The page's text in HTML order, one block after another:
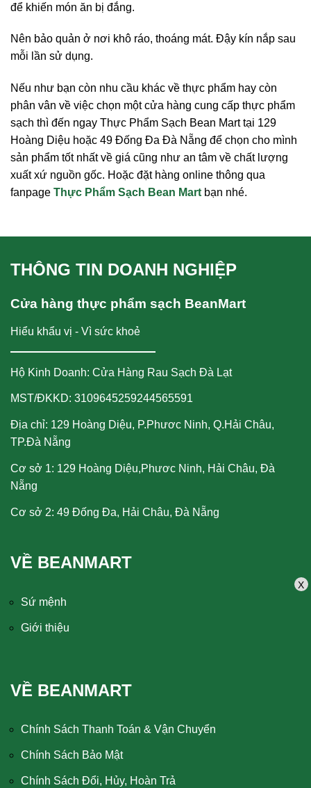
để khiến món ăn bị đắng.
Nên bảo quản ở nơi khô ráo, thoáng mát. Đậy kín nắp sau
mỗi lần sử dụng.
Nếu như bạn còn nhu cầu khác về thực phẩm hay còn
phân vân về việc chọn một cửa hàng cung cấp thực phẩm
sạch thì đến ngay Thực Phẩm Sạch Bean Mart tại 129
Hoàng Diệu hoặc 49 Đống Đa Đà Nẵng để chọn cho mình
sản phẩm tốt nhất về giá cũng như an tâm về chất lượng
xuất xứ nguồn gốc. Hoặc đặt hàng online thông qua
fanpage Thực Phẩm Sạch Bean Mart bạn nhé.
X
THÔNG TIN DOANH NGHIỆP
Cửa hàng thực phẩm sạch BeanMart
Hiểu khẩu vị - Vì sức khoẻ
Hộ Kinh Doanh: Cửa Hàng Rau Sạch Đà Lạt
MST/ĐKKD: 3109645259244565591
Địa chỉ: 129 Hoàng Diệu, P.Phươc Ninh, Q.Hải Châu,
TP.Đà Nẵng
Cơ sở 1: 129 Hoàng Diệu,Phươc Ninh, Hải Châu, Đà
Nẵng
Cơ sở 2: 49 Đống Đa, Hải Châu, Đà Nẵng
VỀ BEANMART
Sứ mệnh
Giới thiệu
VỀ BEANMART
Chính Sách Thanh Toán & Vận Chuyển
Chính Sách Bảo Mật
Chính Sách Đổi, Hủy, Hoàn Trả